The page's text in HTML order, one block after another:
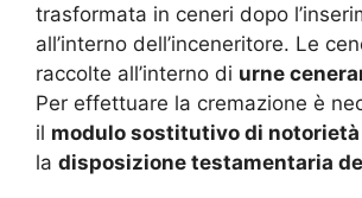
trasformata in ceneri dopo
all’interno dell’inceneritore. Le
raccolte all’interno di urne
Per effettuare la cremazione è
il modulo sostitutivo di notorietà
la disposizione testamentaria